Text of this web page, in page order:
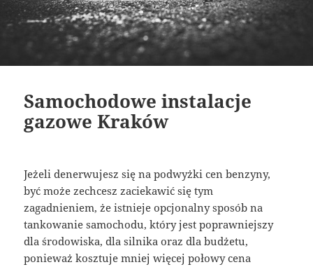
Samochodowe instalacje
gazowe Kraków
Jeżeli denerwujesz się na podwyżki cen benzyny,
być może zechcesz zaciekawić się tym
zagadnieniem, że istnieje opcjonalny sposób na
tankowanie samochodu, który jest poprawniejszy
dla środowiska, dla silnika oraz dla budżetu,
ponieważ kosztuje mniej więcej połowy cena